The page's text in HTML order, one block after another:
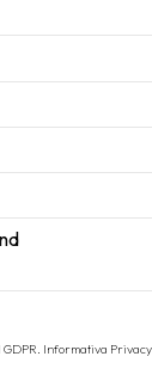
Informativa Privacy